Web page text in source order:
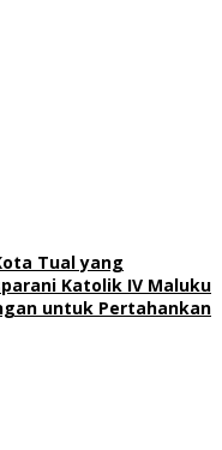
Tual yang
Katolik IV Maluku
untuk Pertahankan